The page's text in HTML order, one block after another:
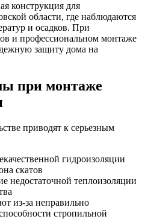
конструкция для
области, где наблюдаются
и осадков. При
и профессиональном монтаже
защиту дома на
при монтаже
приводят к серьезным
гидроизоляции
скатов
недостаточной теплоизоляции
из-за неправильно
стропильной